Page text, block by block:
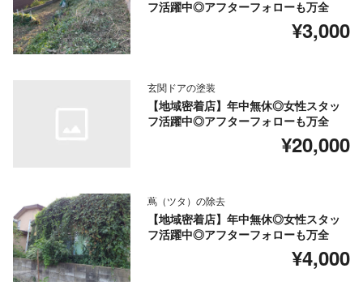
フ活躍中◎アフターフォローも万全
¥3,000
玄関ドアの塗装
【地域密着店】年中無休◎女性スタッ
フ活躍中◎アフターフォローも万全
¥20,000
蔦（ツタ）の除去
【地域密着店】年中無休◎女性スタッ
フ活躍中◎アフターフォローも万全
¥4,000